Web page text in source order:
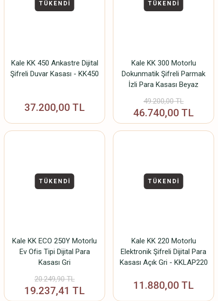
TÜKENDİ
Kale KK 450 Ankastre Dijital
Şifreli Duvar Kasası - KK450
37.200,00 TL
TÜKENDİ
Kale KK 300 Motorlu
Dokunmatik Şifreli Parmak
İzli Para Kasası Beyaz
49.200,00 TL
46.740,00 TL
TÜKENDİ
Kale KK ECO 250Y Motorlu
Ev Ofis Tipi Dijital Para
Kasası Gri
20.249,90 TL
19.237,41 TL
TÜKENDİ
Kale KK 220 Motorlu
Elektronik Şifreli Dijital Para
Kasası Açık Gri - KKLAP220
11.880,00 TL